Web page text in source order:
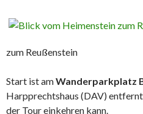
zum Reußenstein
Start ist amWanderparkplatz
Harpprechtshaus (DAV)
der Tour einkehren kann.